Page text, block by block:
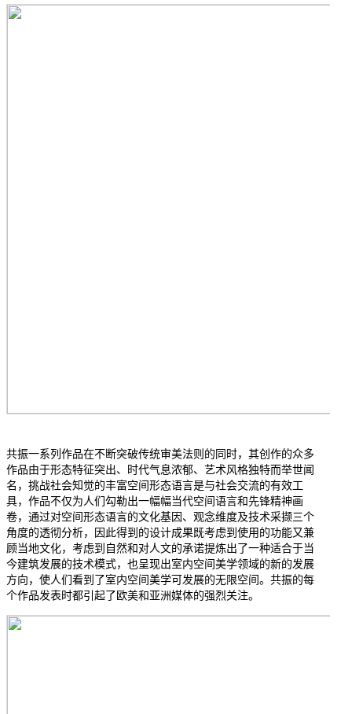
共振一系列作品在不断突破传统审美法则的同时，其创作的众多
作品由于形态特征突出、时代气息浓郁、艺术风格独特而举世闻
名，挑战社会知觉的丰富空间形态语言是与社会交流的有效工
具，作品不仅为人们勾勒出一幅幅当代空间语言和先锋精神画
卷，通过对空间形态语言的文化基因、观念维度及技术采撷三个
角度的透彻分析，因此得到的设计成果既考虑到使用的功能又兼
顾当地文化，考虑到自然和对人文的承诺提炼出了一种适合于当
今建筑发展的技术模式，也呈现出室内空间美学领域的新的发展
方向，使人们看到了室内空间美学可发展的无限空间。共振的每
个作品发表时都引起了欧美和亚洲媒体的强烈关注。